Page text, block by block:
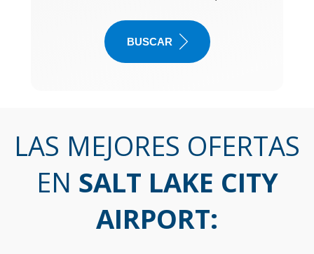
BUSCAR
LAS MEJORES OFERTAS
EN SALT LAKE CITY
AIRPORT: